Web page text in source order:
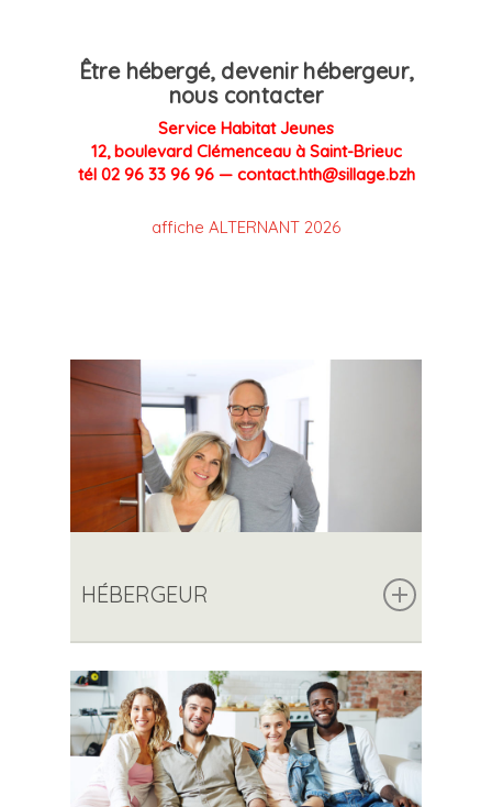
Être hébergé, devenir hébergeur,
nous contacter
Service Habitat Jeunes
12, boulevard Clémenceau à Saint-Brieuc
tél 02 96 33 96 96 — contact.hth@sillage.bzh
affiche ALTERNANT 2026
HÉBERGEUR
UNE PARTICIPATION FINANCIÈRE DE
L’HÉBERGÉ:
•15 € par nuitée,avec un maximum de 270 €
par mois (d’avril à octobre)
•17 € par nuitée, avec un maximum de 290
€ par mois (novembre à mars)